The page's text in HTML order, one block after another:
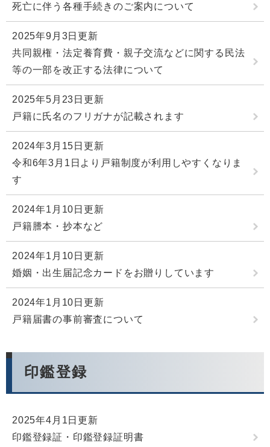
死亡に伴う各種手続きのご案内について
2025年9月3日更新
共同親権・法定養育費・親子交流などに関する民法
等の一部を改正する法律について
2025年5月23日更新
戸籍に氏名のフリガナが記載されます
2024年3月15日更新
令和6年3月1日より戸籍制度が利用しやすくなりま
す
2024年1月10日更新
戸籍謄本・抄本など
2024年1月10日更新
婚姻・出生届記念カードをお贈りしています
2024年1月10日更新
戸籍届書の事前審査について
印鑑登録
2025年4月1日更新
印鑑登録証・印鑑登録証明書